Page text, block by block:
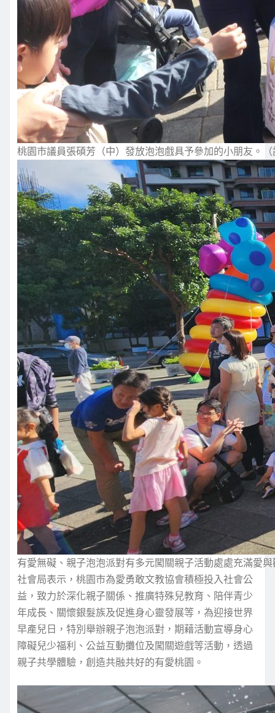
桃園市議員張碩芳（中）發放泡泡戲具予參加的小朋友。
有愛無礙、親子泡泡派對有多元闖關親子活動處處充滿愛
社會局表示，桃園市為愛勇敢文教協會積極投入社會公
益，致力於深化親子關係、推廣特殊兒教育、陪伴青少
年成長、關懷銀髮族及促進身心靈發展等，為迎接世界
早產兒日，特別舉辦親子泡泡派對，期藉活動宣導身心
障礙兒少福利、公益互動攤位及闖關遊戲等活動，透過
親子共學體驗，創造共融共好的有愛桃園。